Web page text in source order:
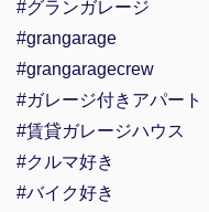
#グランガレージ
#grangarage
#grangaragecrew
#ガレージ付きアパート
#賃貸ガレージハウス
#クルマ好き
#バイク好き